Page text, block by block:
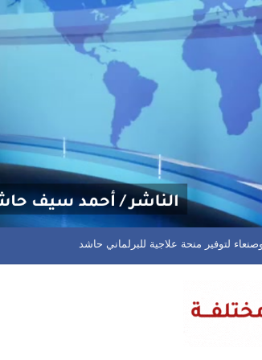
يعود بنقطة ثمينة